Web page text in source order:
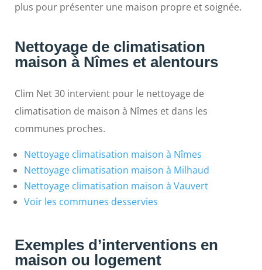
plus pour présenter une maison propre et soignée.
Nettoyage de climatisation
maison à Nîmes et alentours
Clim Net 30 intervient pour le nettoyage de
climatisation de maison à Nîmes et dans les
communes proches.
Nettoyage climatisation maison à Nîmes
Nettoyage climatisation maison à Milhaud
Nettoyage climatisation maison à Vauvert
Voir les communes desservies
Exemples d’interventions en
maison ou logement